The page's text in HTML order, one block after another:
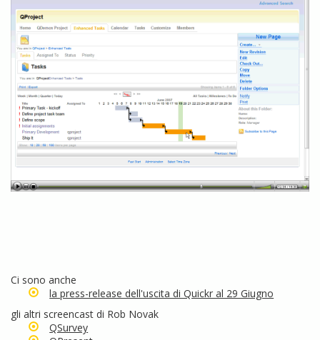
Ci sono anche
la press-release dell'uscita di Quickr al 29 Giugno
gli altri screencast di Rob Novak
QSurvey